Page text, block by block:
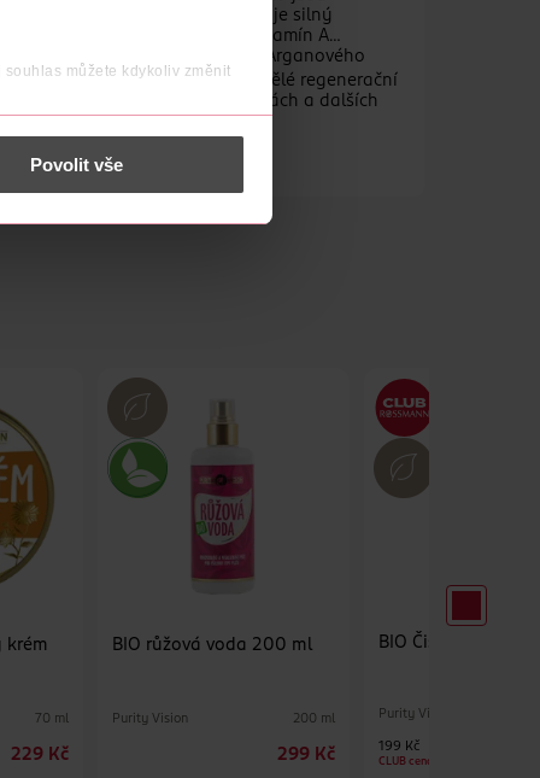
souhlas můžete kdykoliv změnit
osobní údaje.
Povolit vše
a vzhled pokožky. Vitamín E je silný
a zpomaluje její stárnutí. Vitamín A
Pravidelným používáním Bio Arganového
drobné vrásky. Má skvělé regenerační
akné, ekzémech, popáleninách a dalších
krém
70 ml
229 Kč
BIO růžová voda 200 ml
Purity Vision 200 ml
299 Kč
BIO Čisticí pěna
Purity Vision
199 Kč
CLUB cena